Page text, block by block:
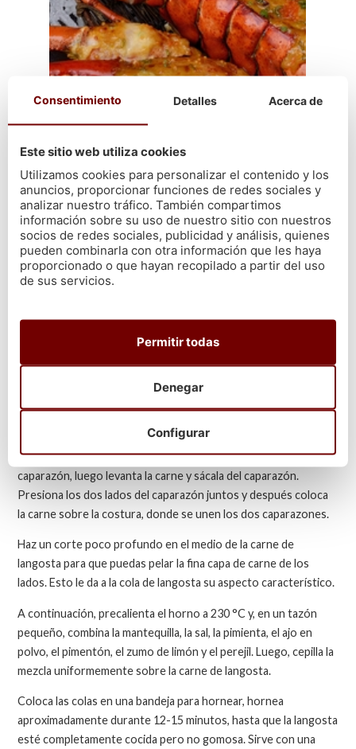
Mejor receta de bogavante al
horno
Como ingredientes, vas a necesitar: 225 g de cola de langosta y
2 colas, 3 cucharadas de mantequilla derretida, 1 cucharadita de
polvo, 1 cucharadita de pimentón, 1 cucharadita de perejil
fresco picado, 1 cucharadita de jugo de limón y 2 gajos de limón.
Con un par de tijeras limpias de cocina, corta a lo largo del
medio de la parte superior del caparazón hacia las aletas de la
cola, asegurándote de cortar en línea recta. No cortes el final
Con una cuchara, separa la carne de los dos lados del
caparazón, luego levanta la carne y sácala del caparazón.
Presiona los dos lados del caparazón juntos y después coloca
la carne sobre la costura, donde se unen los dos caparazones.
Haz un corte poco profundo en el medio de la carne de
langosta para que puedas pelar la fina capa de carne de los
lados. Esto le da a la cola de langosta su aspecto característico.
A continuación, precalienta el horno a 230 °C y, en un tazón
pequeño, combina la mantequilla, la sal, la pimienta, el ajo en
polvo, el pimentón, el zumo de limón y el perejil. Luego, cepilla la
mezcla uniformemente sobre la carne de langosta.
Coloca las colas en una bandeja para hornear, hornea
aproximadamente durante 12-15 minutos, hasta que la langosta
esté completamente cocida pero no gomosa. Sirve con una
Consentimiento Detalles Acerca de
Este sitio web utiliza cookies
Utilizamos cookies para personalizar el contenido y los
anuncios, proporcionar funciones de redes sociales y
analizar nuestro tráfico. También compartimos
información sobre su uso de nuestro sitio con nuestros
socios de redes sociales, publicidad y análisis, quienes
pueden combinarla con otra información que les haya
proporcionado o que hayan recopilado a partir del uso
de sus servicios.
Configurar
Denegar
Permitir todas